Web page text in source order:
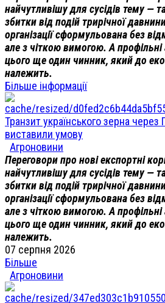
найчутливішу для сусідів тему —
збитки від подій трирічної
організації сформульована без
але з чіткою вимогою. А
цього ще один чинник, який до
належить.
Більше інформації
Транзит українського зерна через
виставили умову
Агроновини
Переговори про нові експортні
найчутливішу для сусідів тему —
збитки від подій трирічної
організації сформульована без
але з чіткою вимогою. А
цього ще один чинник, який до
належить.
07 серпня 2026
Більше
Агроновини